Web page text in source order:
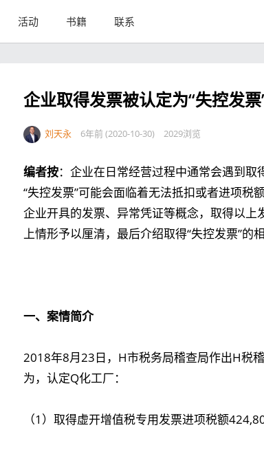
活动 书籍 联系
企业取得发票被认定为“失控发票
刘天永 6年前 (2020-10-30) 2029浏览
编者按：企业在日常经营过程中通常会遇到取
“失控发票”可能会面临着无法抵扣或者进项税
企业开具的发票、异常凭证等概念，取得以
上情形予以厘清，最后介绍取得“失控发票”的
一、案情简介
2018年8月23日，H市税务局稽查局作出H税
为，认定Q化工厂：
（1）取得虚开增值税专用发票进项税额